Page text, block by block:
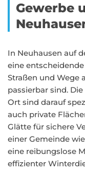
Gewerbe
In Neuhausen auf
eine
Straßen und Wege
passierbar sind.
Ort sind darauf
auch private
Glätte für sichere
einer Gemeinde
eine reibungslose
effizienter